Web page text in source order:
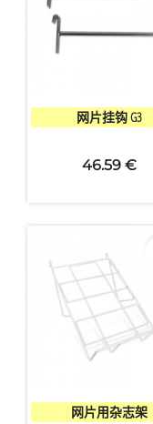
快速查看
网片挂钩 G3
46.59 €
快速查看
网片用杂志架
创建心愿单